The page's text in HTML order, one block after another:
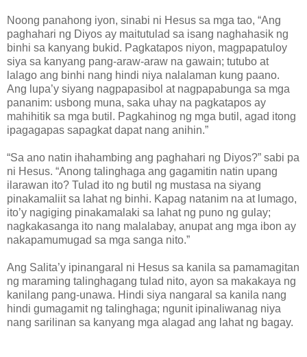
Noong panahong iyon, sinabi ni Hesus sa mga tao, “Ang
paghahari ng Diyos ay maitutulad sa isang naghahasik ng
binhi sa kanyang bukid. Pagkatapos niyon, magpapatuloy
siya sa kanyang pang-araw-araw na gawain; tutubo at
lalago ang binhi nang hindi niya nalalaman kung paano.
Ang lupa’y siyang nagpapasibol at nagpapabunga sa mga
pananim: usbong muna, saka uhay na pagkatapos ay
mahihitik sa mga butil. Pagkahinog ng mga butil, agad itong
ipagagapas sapagkat dapat nang anihin.”
“Sa ano natin ihahambing ang paghahari ng Diyos?” sabi pa
ni Hesus. “Anong talinghaga ang gagamitin natin upang
ilarawan ito? Tulad ito ng butil ng mustasa na siyang
pinakamaliit sa lahat ng binhi. Kapag natanim na at lumago,
ito’y nagiging pinakamalaki sa lahat ng puno ng gulay;
nagkakasanga ito nang malalabay, anupat ang mga ibon ay
nakapamumugad sa mga sanga nito.”
Ang Salita’y ipinangaral ni Hesus sa kanila sa pamamagitan
ng maraming talinghagang tulad nito, ayon sa makakaya ng
kanilang pang-unawa. Hindi siya nangaral sa kanila nang
hindi gumagamit ng talinghaga; ngunit ipinaliwanag niya
nang sarilinan sa kanyang mga alagad ang lahat ng bagay.